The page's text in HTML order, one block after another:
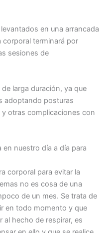
en una arrancada
corporal terminará por
sesiones de
larga duración, ya que
adoptando posturas
otras complicaciones con
en nuestro día a día para
corporal para evitar la
no es cosa de una
de un mes. Se trata de
en todo momento y que
al hecho de respirar, es